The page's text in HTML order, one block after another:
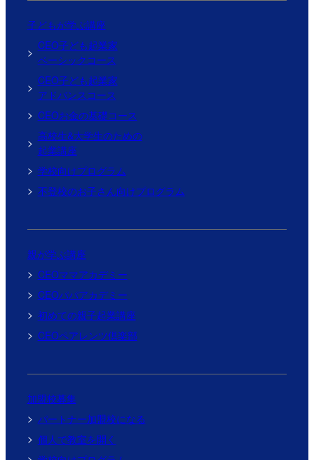
子どもが学ぶ講座
CEO子ども起業家
ベーシックコース
CEO子ども起業家
アドバンスコース
CEOお金の基礎コース
高校生&大学生のための
起業講座
学校向けプログラム
不登校のお子さん向けプログラム
親が学ぶ講座
CEOママアカデミー
CEOパパアカデミー
初めての親子起業講座
CEOペアレンツ倶楽部
加盟校募集
パートナー加盟校になる
個人で教室を開く